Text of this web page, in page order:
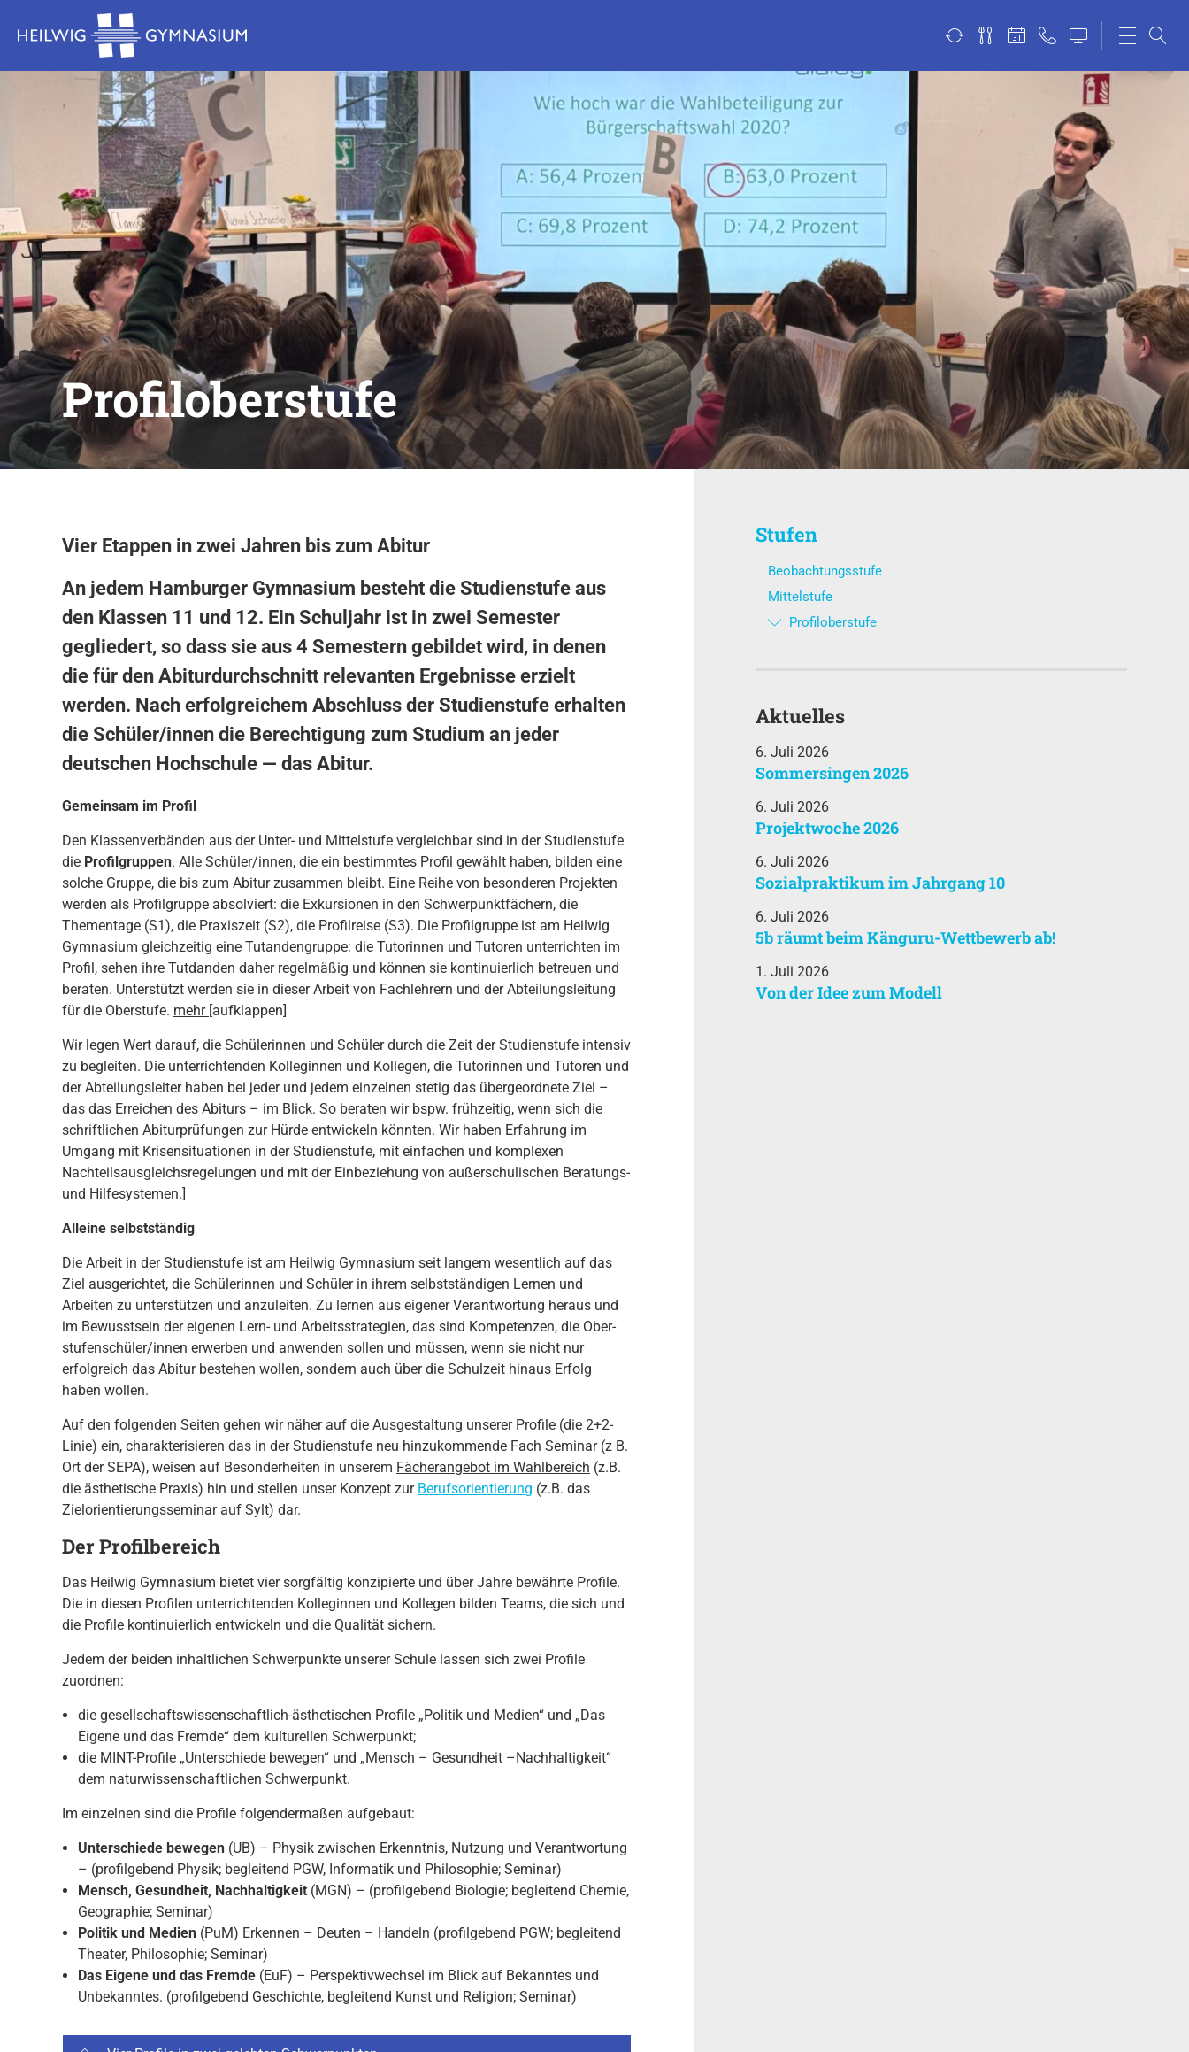
Profiloberstufe
Vier Etappen in zwei Jahren bis zum Abitur
An jedem Hamburger Gymnasium besteht die Studienstufe aus
den Klassen 11 und 12. Ein Schuljahr ist in zwei Semester
gegliedert, so dass sie aus 4 Semestern gebildet wird, in denen
die für den Abiturdurchschnitt relevanten Ergebnisse erzielt
werden. Nach erfolgreichem Abschluss der Studienstufe erhalten
die Schüler/innen die Berechtigung zum Studium an jeder
deutschen Hochschule — das Abitur.
Gemeinsam im Profil
Den Klassenverbänden aus der Unter- und Mittelstufe vergleichbar sind in der Studienstufe
die Profilgruppen. Alle Schüler/innen, die ein bestimmtes Profil gewählt haben, bilden eine
solche Gruppe, die bis zum Abitur zusammen­ bleibt. Eine Reihe von besonderen Projekten
werden als Profilgruppe absolviert: die Exkursionen in den Schwerpunktfächern, die
Thementage (S1), die Praxiszeit (S2), die Profilreise (S3). Die Profilgruppe ist am Heilwig
Gymnasium gleichzeitig eine Tutandengruppe: die Tutorinnen und Tutoren unterrichten im
Profil, sehen ihre Tutdanden daher regelmäßig und können sie kontinuierlich betreuen und
beraten. Unterstützt werden sie in dieser Arbeit von Fachlehrern und der Abteilungsleitung
für die Oberstufe. mehr [aufklappen]
Wir legen Wert darauf, die Schülerinnen und Schüler durch die Zeit der Studienstufe intensiv
zu begleiten. Die unterrichtenden Kolleginnen und Kollegen, die Tutorinnen und Tutoren und
der Abteilungsleiter haben bei jeder und jedem einzelnen stetig das übergeordnete Ziel –
das das Erreichen des Abiturs – im Blick. So beraten wir bspw. frühzeitig, wenn sich die
schriftlichen Abiturprüfungen zur Hürde entwickeln könnten. Wir haben Erfahrung im
Umgang mit Krisensituationen in der Studienstufe, mit einfachen und komplexen
Nachteilsausgleichsregelungen und mit der Einbeziehung von außerschulischen Beratungs-
und Hilfesystemen.]
Alleine selbstständig
Die Arbeit in der Studienstufe ist am Heilwig Gymnasium seit langem wesentlich auf das
Ziel ausgerichtet, die Schülerinnen und Schüler in ihrem selbstständigen Lernen und
Arbeiten zu unterstützen und anzuleiten. Zu lernen aus eigener Verantwortung heraus und
im Bewusstsein der eigenen Lern- und Arbeitsstrategien, das sind Kompetenzen, die Ober­
stufenschüler/innen erwerben und anwenden sollen und müssen, wenn sie nicht nur
erfolgreich das Abitur bestehen wollen, sondern auch über die Schulzeit hinaus Erfolg
haben wollen.
Auf den folgenden Seiten gehen wir näher auf die Ausgestaltung unserer Profile (die 2+2-
Linie) ein, charakterisieren das in der Studienstufe neu hinzukommende Fach Seminar (z B.
Ort der SEPA), weisen auf Besonderheiten in unserem Fächerangebot im Wahlbereich (z.B.
die ästhetische Praxis) hin und stellen unser Konzept zur Berufsorientierung (z.B. das
Zielorientierungsseminar auf Sylt) dar.
Der Profilbereich
Das Heilwig Gymnasium bietet vier sorgfältig konzipierte und über Jahre bewährte Profile.
Die in diesen Profilen unterrichtenden Kolleginnen und Kollegen bilden Teams, die sich und
die Profile kontinuierlich entwickeln und die Qualität sichern.
Jedem der beiden inhaltlichen Schwerpunkte unserer Schule lassen sich zwei Profile
zuordnen:
die gesellschaftswissenschaftlich-ästhetischen Profile „Politik und Medien“ und „Das
Eigene und das Fremde“ dem kulturellen Schwerpunkt;
die MINT-Profile „Unterschiede bewegen“ und „Mensch – Gesundheit –Nachhaltigkeit“
dem naturwissenschaftlichen Schwerpunkt.
Im einzelnen sind die Profile folgendermaßen aufgebaut:
Unterschiede bewegen (UB) – Physik zwischen Erkenntnis, Nutzung und Verantwortung
– (profilgebend Physik; begleitend PGW, Informatik und Philosophie; Seminar)
Mensch, Gesundheit, Nachhaltigkeit (MGN) – (profilgebend Biologie; begleitend Chemie,
Geographie; Seminar)
Politik und Medien (PuM) Erkennen – Deuten – Handeln (profilgebend PGW; begleitend
Theater, Philosophie; Seminar)
Das Eigene und das Fremde (EuF) – Perspektivwechsel im Blick auf Bekanntes und
Unbekanntes. (profilgebend Geschichte, begleitend Kunst und Religion; Seminar)
Stufen
Beobachtungsstufe
Mittelstufe
Profiloberstufe
Aktuelles
6. Juli 2026
Sommersingen 2026
6. Juli 2026
Projektwoche 2026
6. Juli 2026
Sozialpraktikum im Jahrgang 10
6. Juli 2026
5b räumt beim Känguru-Wettbewerb ab!
1. Juli 2026
Von der Idee zum Modell